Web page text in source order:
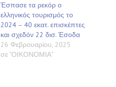
Έσπασε τα ρεκόρ ο
ελληνικός τουρισμός το
2024 – 40 εκατ. επισκέπτες
και σχεδόν 22 δισ. Έσοδα
26 Φεβρουαρίου, 2025
σε "ΟΙΚΟΝΟΜΙΑ"